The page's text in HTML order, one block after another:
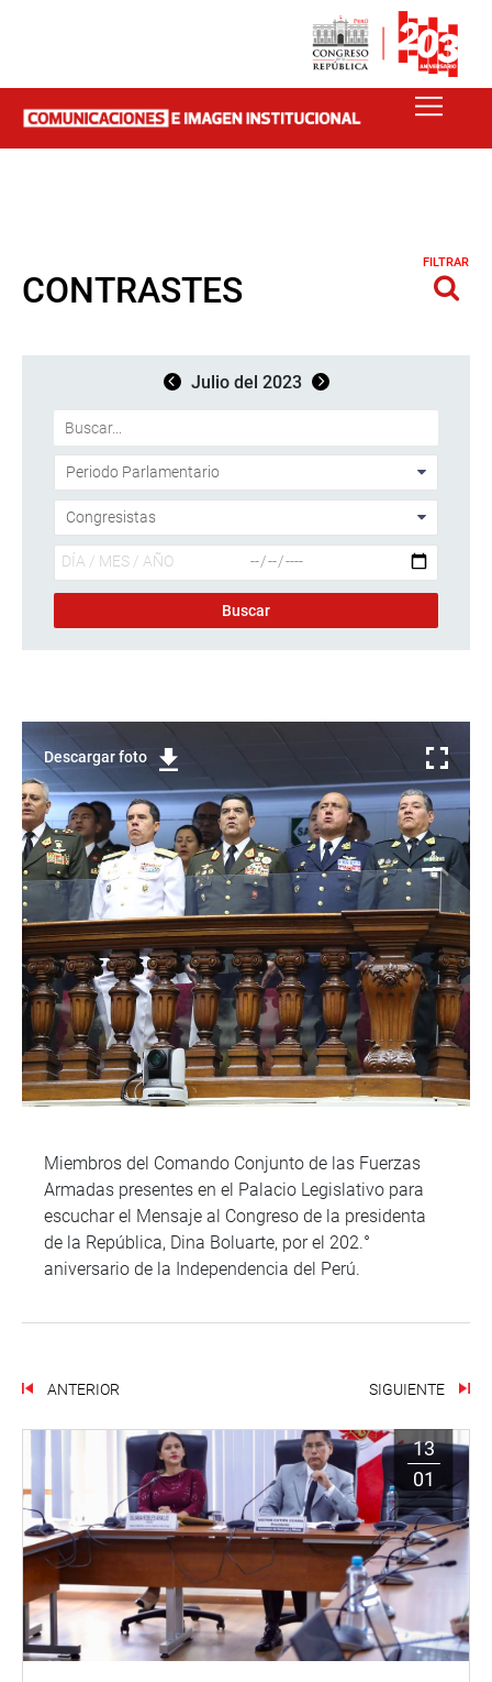
CONTRASTES
FILTRAR
Julio del 2023
Descargar foto
Miembros del Comando Conjunto de las Fuerzas
Armadas presentes en el Palacio Legislativo para
escuchar el Mensaje al Congreso de la presidenta
de la República, Dina Boluarte, por el 202.°
aniversario de la Independencia del Perú.
ANTERIOR SIGUIENTE
13
01